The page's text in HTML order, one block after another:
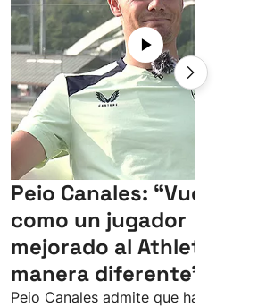
Peio Canales: “Vuelvo
como un jugador
mejorado al Athletic, de
manera diferente”
Peio Canales admite que ha pasado